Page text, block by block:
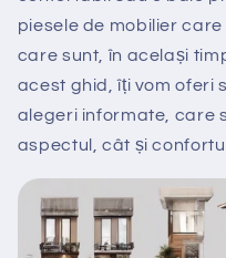
piesele de mobilier
care sunt, în același
acest ghid, îți vom oferi
alegeri informate, care
aspectul, cât și